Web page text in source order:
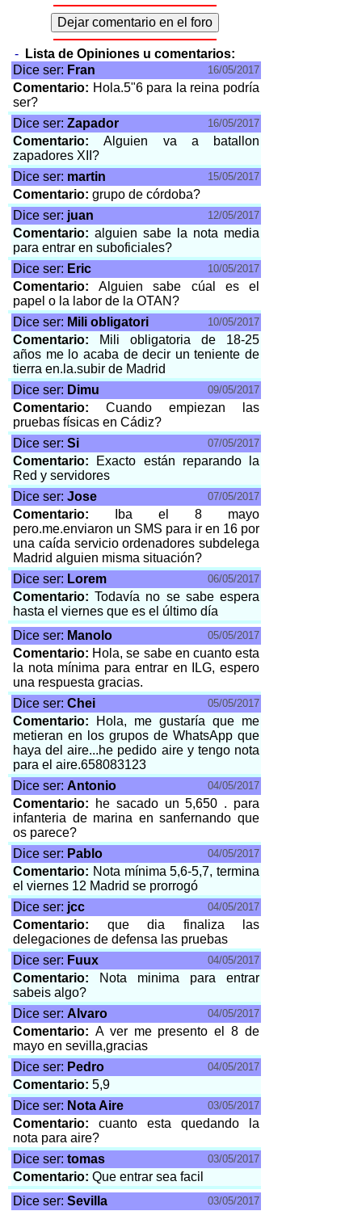
-
Lista de Opiniones u comentarios:
Dice ser: Fran 16/05/2017
Comentario: Hola.5"6 para la reina podría
ser?
Dice ser: Zapador 16/05/2017
Comentario:Alguien va a batallon
zapadores XII?
Dice ser: martin 15/05/2017
Comentario: grupo de córdoba?
Dice ser: juan 12/05/2017
Comentario: alguien sabe la nota media
para entrar en suboficiales?
Dice ser: Eric 10/05/2017
Comentario:Alguien sabe cúal es el
papel o la labor de la OTAN?
Dice ser: Mili obligatori 10/05/2017
Comentario:
Mili obligatoria de 18-25
años me lo acaba de decir un teniente de
tierra en.la.subir de Madrid
Dice ser: Dimu 09/05/2017
Comentario: Cuando empiezan las
pruebas físicas en Cádiz?
Dice ser: Si 07/05/2017
Comentario:
Exacto están reparando la
Red y servidores
Dice ser: Jose 07/05/2017
Comentario:
Iba el 8 mayo
pero.me.enviaron un SMS para ir en 16 por
una caída servicio ordenadores subdelega
Madrid alguien misma situación?
Dice ser: Lorem 06/05/2017
Comentario:Todavía no se sabe espera
hasta el viernes que es el último día
Dice ser: Manolo 05/05/2017
Comentario: Hola, se sabe en cuanto esta
la nota mínima para entrar en ILG, espero
una respuesta gracias.
Dice ser: Chei 05/05/2017
Comentario:
Hola, me gustaría que me
metieran en los grupos de WhatsApp que
haya del aire...he pedido aire y tengo nota
para el aire.658083123
Dice ser: Antonio 04/05/2017
Comentario:
he sacado un 5,650 . para
infanteria de marina en sanfernando que
os parece?
Dice ser: Pablo 04/05/2017
Comentario: Nota mínima 5,6-5,7, termina
el viernes 12 Madrid se prorrogó
Dice ser: jcc 04/05/2017
Comentario: que dia finaliza las
delegaciones de defensa las pruebas
Dice ser: Fuux 04/05/2017
Comentario:
Nota minima para entrar
sabeis algo?
Dice ser: Alvaro 04/05/2017
Comentario: A ver me presento el 8 de
mayo en sevilla,gracias
Dice ser: Pedro 04/05/2017
Comentario: 5,9
Dice ser: Nota Aire 03/05/2017
Comentario: cuanto esta quedando la
nota para aire?
Dice ser: tomas 03/05/2017
Comentario: Que entrar sea facil
Dice ser: Sevilla 03/05/2017